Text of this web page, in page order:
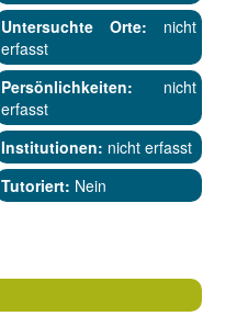
Untersuchte Orte: nicht
erfasst
Persönlichkeiten: nicht
erfasst
Institutionen: nicht erfasst
Tutoriert: Nein